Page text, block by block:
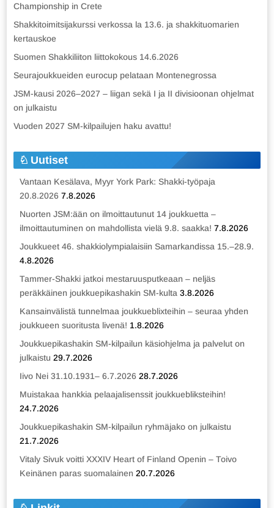
Championship in Crete
Shakkitoimitsijakurssi verkossa la 13.6. ja shakkituomarien
kertauskoe
Suomen Shakkiliiton liittokokous 14.6.2026
Seurajoukkueiden eurocup pelataan Montenegrossa
JSM-kausi 2026–2027 – liigan sekä I ja II divisioonan ohjelmat
on julkaistu
Vuoden 2027 SM-kilpailujen haku avattu!
Uutiset
Vantaan Kesälava, Myyr York Park: Shakki-työpaja
20.8.2026 7.8.2026
Nuorten JSM:ään on ilmoittautunut 14 joukkuetta –
ilmoittautuminen on mahdollista vielä 9.8. saakka! 7.8.2026
Joukkueet 46. shakkiolympialaisiin Samarkandissa 15.–28.9.
4.8.2026
Tammer-Shakki jatkoi mestaruusputkeaan – neljäs
peräkkäinen joukkuepikashakin SM-kulta 3.8.2026
Kansainvälistä tunnelmaa joukkueblixteihin – seuraa yhden
joukkueen suoritusta livenä! 1.8.2026
Joukkuepikashakin SM-kilpailun käsiohjelma ja palvelut on
julkaistu 29.7.2026
Iivo Nei 31.10.1931– 6.7.2026 28.7.2026
Muistakaa hankkia pelaajalisenssit joukkuebliksteihin!
24.7.2026
Joukkuepikashakin SM-kilpailun ryhmäjako on julkaistu
21.7.2026
Vitaly Sivuk voitti XXXIV Heart of Finland Openin – Toivo
Keinänen paras suomalainen 20.7.2026